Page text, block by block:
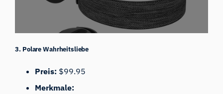
3. Polare Wahrheitsliebe
Preis: $99.95
Merkmale: